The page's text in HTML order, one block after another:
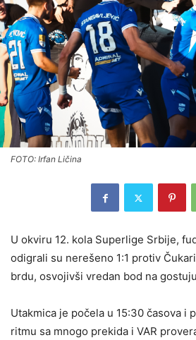
FOTO: Irfan Ličina
U okviru 12. kola Superlige Srbije,
odigrali su nerešeno 1:1 protiv
brdu, osvojivši vredan bod na
Utakmica je počela u 15:30 časova i
ritmu sa mnogo prekida i VAR